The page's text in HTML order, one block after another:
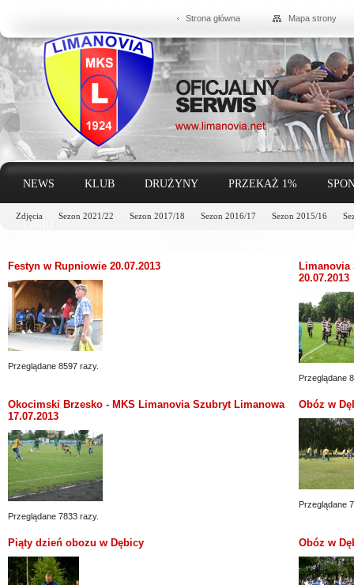
Strona główna Mapa strony
NEWS KLUB DRUŻYNY PRZEKAŻ 1%
Zdjęcia Sezon 2021/22 Sezon 2017/18 Sezon 2016/17 Sezon 2015/16
LINKI
Festyn w Rupniowie 20.07.2013
Przeglądane 8597 razy.
Limanovia
20.07.2013
Przeglądane
Okocimski Brzesko - MKS Limanovia Szubryt Limanowa
17.07.2013
Przeglądane 7833 razy.
Obóz w
Przeglądane
Piąty dzień obozu w Dębicy Obóz w